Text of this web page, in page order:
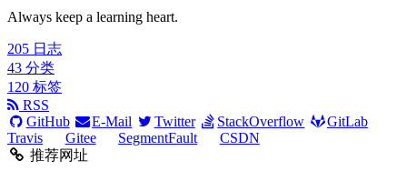
Always keep a learning heart.
205 日志
43 分类
120 标签
RSS
GitHub
E-Mail Twitter StackOverflow
GitLab
Travis
Gitee SegmentFault
CSDN
推荐网址